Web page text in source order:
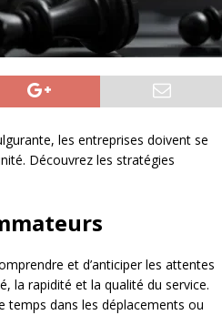
les entreprises doivent se
Découvrez les stratégies
et d’anticiper les attentes
la rapidité et la qualité du service.
temps dans les déplacements ou